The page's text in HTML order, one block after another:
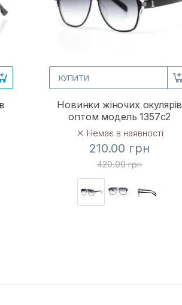
КУПИТИ
Новинки жіночих окулярів
оптом модель 1357c2
Немає в наявності
210.00 грн
420.00 грн